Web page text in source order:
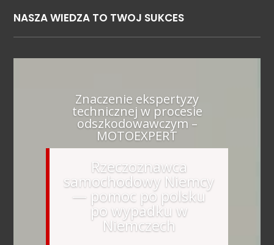
NASZA WIEDZA TO TWOJ SUKCES
Znaczenie ekspertyzy
technicznej w procesie
odszkodowawczym –
MOTOEXPERT
Rzeczoznawca
samochodowy Niemcy
— pomoc po polsku
po wypadku w
Niemczech